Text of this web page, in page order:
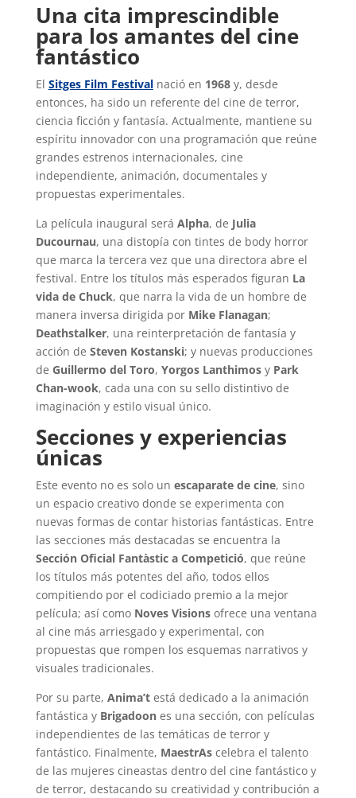
Una cita imprescindible
para los amantes del cine
fantástico
El Sitges Film Festivalnació en 1968 y, desde
entonces, ha sido un referente del cine de terror,
ciencia ficción y fantasía. Actualmente, mantiene su
espíritu innovador con una programación que reúne
grandes estrenos internacionales, cine
independiente, animación, documentales y
propuestas experimentales.
La película inaugural será Alpha, de Julia
Ducournau, una distopía con tintes de body horror
que marca la tercera vez que una directora abre el
festival. Entre los títulos más esperados figuran La
vida de Chuck, que narra la vida de un hombre de
manera inversa dirigida por Mike Flanagan;
Deathstalker, una reinterpretación de fantasía y
acción de Steven Kostanski; y nuevas producciones
de Guillermo del Toro, Yorgos Lanthimosy Park
Chan-wook, cada una con su sello distintivo de
imaginación y estilo visual único.
Secciones y experiencias
únicas
Este evento no es solo un escaparate de cine, sino
un espacio creativo donde se experimenta con
nuevas formas de contar historias fantásticas. Entre
las secciones más destacadas se encuentra la
Sección Oficial Fantàstic a Competició, que reúne
los títulos más potentes del año, todos ellos
compitiendo por el codiciado premio a la mejor
película; así como Noves Visionsofrece una ventana
al cine más arriesgado y experimental, con
propuestas que rompen los esquemas narrativos y
visuales tradicionales.
Por su parte, Anima’testá dedicado a la animación
fantástica y Brigadoones una sección, con películas
independientes de las temáticas de terror y
fantástico. Finalmente, MaestrAscelebra el talento
de las mujeres cineastas dentro del cine fantástico y
de terror, destacando su creatividad y contribución a